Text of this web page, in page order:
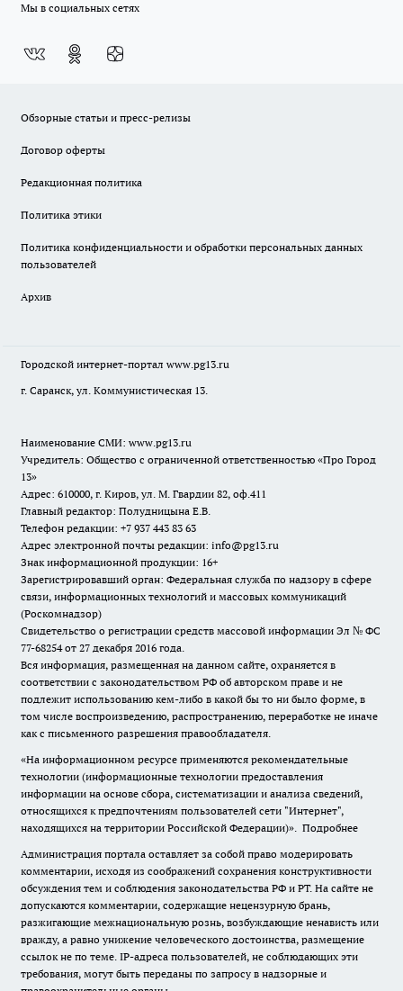
Мы в социальных сетях
Обзорные статьи и пресс-релизы
Договор оферты
Редакционная политика
Политика этики
Политика конфиденциальности и обработки персональных данных
пользователей
Архив
Городской интернет-портал www.pg13.ru
г. Саранск, ул. Коммунистическая 13.
Наименование СМИ: www.pg13.ru
Учредитель: Общество с ограниченной ответственностью «Про Город
13»
Адрес: 610000, г. Киров, ул. М. Гвардии 82, оф.411
Главный редактор: Полудницына Е.В.
Телефон редакции: +7 937 443 83 63
Адрес электронной почты редакции: info@pg13.ru
Знак информационной продукции: 16+
Зарегистрировавший орган: Федеральная служба по надзору в сфере
связи, информационных технологий и массовых коммуникаций
(Роскомнадзор)
Свидетельство о регистрации средств массовой информации Эл № ФС
77-68254 от 27 декабря 2016 года.
Вся информация, размещенная на данном сайте, охраняется в
соответствии с законодательством РФ об авторском праве и не
подлежит использованию кем-либо в какой бы то ни было форме, в
том числе воспроизведению, распространению, переработке не иначе
как с письменного разрешения правообладателя.
«На информационном ресурсе применяются рекомендательные
технологии (информационные технологии предоставления
информации на основе сбора, систематизации и анализа сведений,
относящихся к предпочтениям пользователей сети "Интернет",
находящихся на территории Российской Федерации)». Подробнее
Администрация портала оставляет за собой право модерировать
комментарии, исходя из соображений сохранения конструктивности
обсуждения тем и соблюдения законодательства РФ и РТ. На сайте не
допускаются комментарии, содержащие нецензурную брань,
разжигающие межнациональную рознь, возбуждающие ненависть или
вражду, а равно унижение человеческого достоинства, размещение
ссылок не по теме. IP-адреса пользователей, не соблюдающих эти
требования, могут быть переданы по запросу в надзорные и